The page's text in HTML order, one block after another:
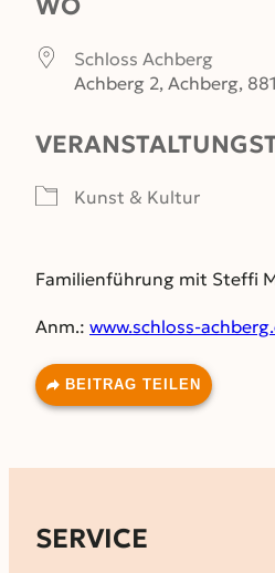
Schloss Achberg
Achberg 2, Achberg,
Kunst & Kultur
Familienführung mit Steffi
Anm.: www.schloss-
BEITRAG TEILEN
SERVICE